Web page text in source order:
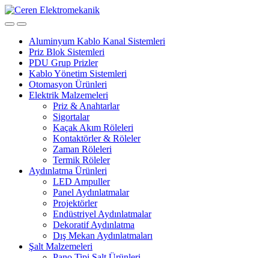
Skip
to
Skip
to
Aluminyum Kablo Kanal Sistemleri
Priz Blok Sistemleri
PDU Grup Prizler
Kablo Yönetim Sistemleri
Otomasyon Ürünleri
Elektrik Malzemeleri
Priz & Anahtarlar
Sigortalar
Kaçak Akım Röleleri
Kontaktörler & Röleler
Zaman Röleleri
Termik Röleler
Aydınlatma Ürünleri
LED Ampuller
Panel Aydınlatmalar
Projektörler
Endüstriyel Aydınlatmalar
Dekoratif Aydınlatma
Dış Mekan Aydınlatmaları
Şalt Malzemeleri